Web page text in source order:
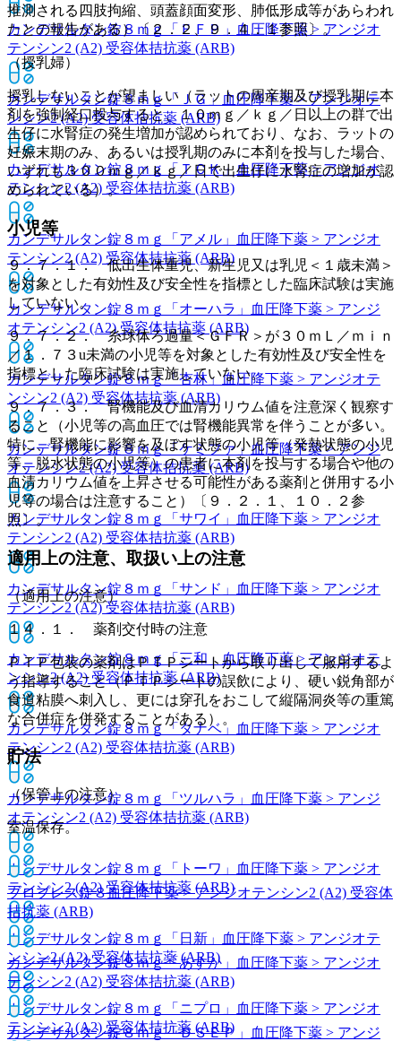
カンデサルタン錠８ｍｇ「ＦＦＰ」 血圧降下薬 > アンジオ
テンシン2 (A2) 受容体拮抗薬 (ARB)
カンデサルタン錠８ｍｇ「ＪＧ」 血圧降下薬 > アンジオテ
ンシン2 (A2) 受容体拮抗薬 (ARB)
カンデサルタン錠８ｍｇ「ＴＣＫ」血圧降下薬 > アンジオ
テンシン2 (A2) 受容体拮抗薬 (ARB)
カンデサルタン錠８ｍｇ「アメル」
血圧降下薬 > アンジオ
テンシン2 (A2) 受容体拮抗薬 (ARB)
カンデサルタン錠８ｍｇ「オーハラ」
血圧降下薬 > アンジ
オテンシン2 (A2) 受容体拮抗薬 (ARB)
カンデサルタン錠８ｍｇ「杏林」血圧降下薬 > アンジオテ
ンシン2 (A2) 受容体拮抗薬 (ARB)
カンデサルタン錠８ｍｇ「ケミファ」血圧降下薬 > アンジ
オテンシン2 (A2) 受容体拮抗薬 (ARB)
カンデサルタン錠８ｍｇ「サワイ」
血圧降下薬 > アンジオ
テンシン2 (A2) 受容体拮抗薬 (ARB)
カンデサルタン錠８ｍｇ「サンド」
血圧降下薬 > アンジオ
テンシン2 (A2) 受容体拮抗薬 (ARB)
カンデサルタン錠８ｍｇ「三和」 血圧降下薬 > アンジオテ
ンシン2 (A2) 受容体拮抗薬 (ARB)
カンデサルタン錠８ｍｇ「タナベ」
血圧降下薬 > アンジオ
テンシン2 (A2) 受容体拮抗薬 (ARB)
カンデサルタン錠８ｍｇ「ツルハラ」
血圧降下薬 > アンジ
オテンシン2 (A2) 受容体拮抗薬 (ARB)
カンデサルタン錠８ｍｇ「トーワ」
血圧降下薬 > アンジオ
テンシン2 (A2) 受容体拮抗薬 (ARB)
カンデサルタン錠８ｍｇ「日新」
血圧降下薬 > アンジオテ
ンシン2 (A2) 受容体拮抗薬 (ARB)
カンデサルタン錠８ｍｇ「ニプロ」
血圧降下薬 > アンジオ
テンシン2 (A2) 受容体拮抗薬 (ARB)
推測される四肢拘縮、頭蓋顔面変形、肺低形成等があらわれ
たとの報告がある）〔２．２、９．４．１参照〕。
（授乳婦）
授乳しないことが望ましい（ラットの周産期及び授乳期に本
剤を強制経口投与すると、１０ｍｇ／ｋｇ／日以上の群で出
生仔に水腎症の発生増加が認められており、なお、ラットの
妊娠末期のみ、あるいは授乳期のみに本剤を投与した場合、
いずれも３００ｍｇ／ｋｇ／日で出生仔に水腎症の増加が認
められている）。
小児等
９．７．１． 低出生体重児、新生児又は乳児＜１歳未満＞
を対象とした有効性及び安全性を指標とした臨床試験は実施
していない。
９．７．２． 糸球体ろ過量＜ＧＦＲ＞が３０ｍＬ／ｍｉｎ
／１．７３u未満の小児等を対象とした有効性及び安全性を
指標とした臨床試験は実施していない。
９．７．３． 腎機能及び血清カリウム値を注意深く観察す
ること（小児等の高血圧では腎機能異常を伴うことが多い。
特に、腎機能に影響を及ぼす状態の小児等（発熱状態の小児
等、脱水状態の小児等）の患者に本剤を投与する場合や他の
血清カリウム値を上昇させる可能性がある薬剤と併用する小
児等の場合は注意すること）〔９．２．１、１０．２参
照〕。
適用上の注意、取扱い上の注意
（適用上の注意）
１４．１． 薬剤交付時の注意
ＰＴＰ包装の薬剤はＰＴＰシートから取り出して服用するよ
う指導すること（ＰＴＰシートの誤飲により、硬い鋭角部が
食道粘膜へ刺入し、更には穿孔をおこして縦隔洞炎等の重篤
な合併症を併発することがある）。
貯法
（保管上の注意）
室温保存。
ブロプレス錠８血圧降下薬 > アンジオテンシン2 (A2) 受容体
拮抗薬 (ARB)
カンデサルタン錠８ｍｇ「あすか」
血圧降下薬 > アンジオ
テンシン2 (A2) 受容体拮抗薬 (ARB)
カンデサルタン錠８ｍｇ「ＤＳＥＰ」
血圧降下薬 > アンジ